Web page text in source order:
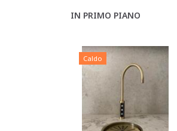
IN PRIMO PIANO
Caldo